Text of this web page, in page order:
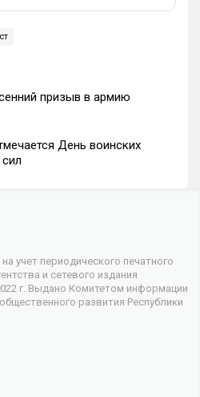
призыв в армию
День воинских
учет периодического печатного
и сетевого издания
г. Выдано Комитетом информации
развития Республики